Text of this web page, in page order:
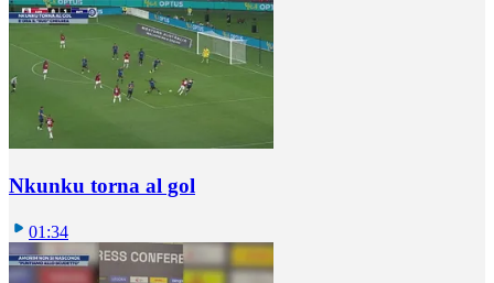
Nkunku torna al gol
01:34